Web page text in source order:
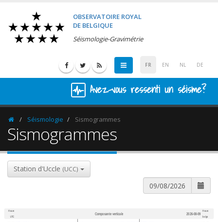
OBSERVATOIRE ROYAL
DE BELGIQUE
Séismologie-Gravimétrie
FR EN NL DE
Avez-vous ressenti un séisme?
HomepageSéismologie Sismogrammes
Sismogrammes
Station d'Uccle (UCC)
Heure
UTC
Composante verticale 2026-08-09
Heure
belge